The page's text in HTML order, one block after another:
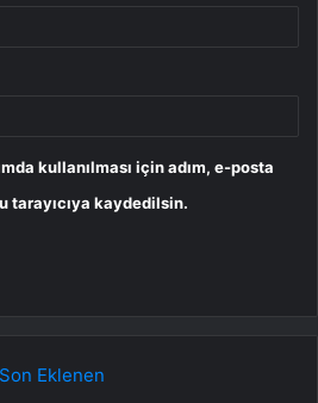
kullanılması için adım, e-posta
tarayıcıya kaydedilsin.
Son Eklenen